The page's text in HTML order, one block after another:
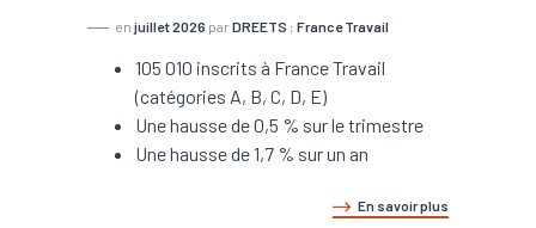
en juillet 2026 par DREETS ; France Travail
105 010 inscrits à France Travail
(catégories A, B, C, D, E)
Une hausse de 0,5 % sur le trimestre
Une hausse de 1,7 % sur un an
En savoir plus